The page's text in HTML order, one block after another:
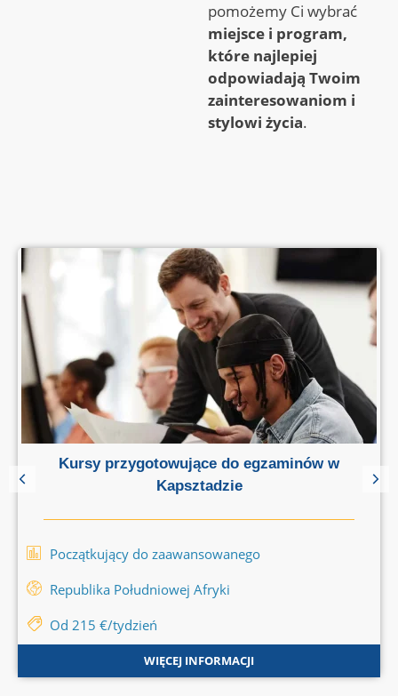
pomożemy Ci wybrać
miejsce i program,
które najlepiej
odpowiadają Twoim
zainteresowaniom i
stylowi życia.
Kursy przygotowujące do egzaminów w
Kapsztadzie
Początkujący do zaawansowanego
Republika Południowej Afryki
Od 215 €/tydzień
WIĘCEJ INFORMACJI